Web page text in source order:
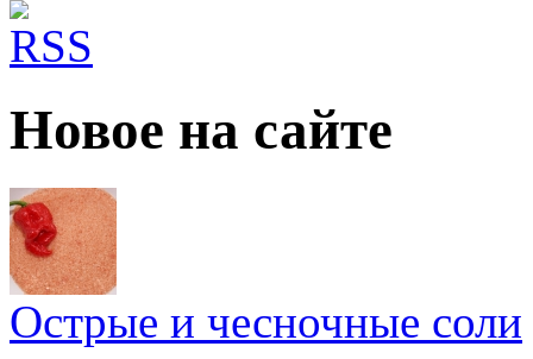
Новое на сайте
Острые и чесночные соли